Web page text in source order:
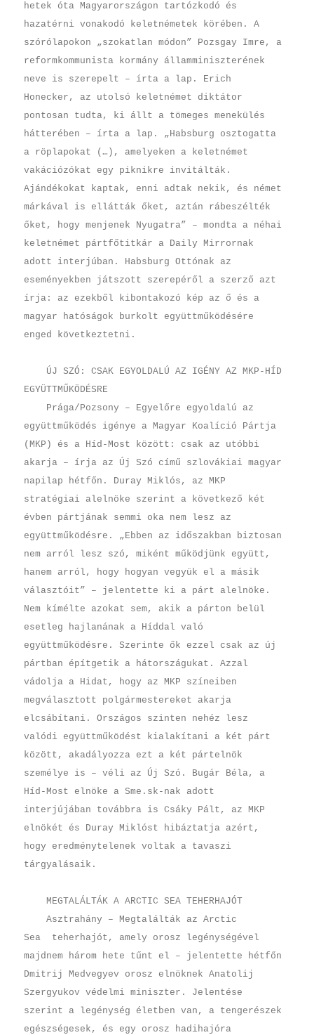
hetek óta Magyarországon tartózkodó és
hazatérni vonakodó keletnémetek körében. A
szórólapokon „szokatlan módon” Pozsgay Imre, a
reformkommunista kormány államminiszterének
neve is szerepelt – írta a lap. Erich
Honecker, az utolsó keletnémet diktátor
pontosan tudta, ki állt a tömeges menekülés
hátterében – írta a lap. „Habsburg osztogatta
a röplapokat (…), amelyeken a keletnémet
vakációzókat egy piknikre invitálták.
Ajándékokat kaptak, enni adtak nekik, és német
márkával is ellátták őket, aztán rábeszélték
őket, hogy menjenek Nyugatra” – mondta a néhai
keletnémet pártfőtitkár a Daily Mirrornak
adott interjúban. Habsburg Ottónak az
eseményekben játszott szerepéről a szerző azt
írja: az ezekből kibontakozó kép az ő és a
magyar hatóságok burkolt együttműködésére
enged következtetni.
ÚJ SZÓ: CSAK EGYOLDALÚ AZ IGÉNY AZ MKP-HÍD
EGYÜTTMŰKÖDÉSRE
Prága/Pozsony – Egyelőre egyoldalú az
együttműködés igénye a Magyar Koalíció Pártja
(MKP) és a Híd-Most között: csak az utóbbi
akarja – írja az Új Szó című szlovákiai magyar
napilap hétfőn. Duray Miklós, az MKP
stratégiai alelnöke szerint a következő két
évben pártjának semmi oka nem lesz az
együttműködésre. „Ebben az időszakban biztosan
nem arról lesz szó, miként működjünk együtt,
hanem arról, hogy hogyan vegyük el a másik
választóit” – jelentette ki a párt alelnöke.
Nem kímélte azokat sem, akik a párton belül
esetleg hajlanának a Híddal való
együttműködésre. Szerinte ők ezzel csak az új
pártban építgetik a hátországukat. Azzal
vádolja a Hidat, hogy az MKP színeiben
megválasztott polgármestereket akarja
elcsábítani. Országos szinten nehéz lesz
valódi együttműködést kialakítani a két párt
között, akadályozza ezt a két pártelnök
személye is – véli az Új Szó. Bugár Béla, a
Híd-Most elnöke a Sme.sk-nak adott
interjújában továbbra is Csáky Pált, az MKP
elnökét és Duray Miklóst hibáztatja azért,
hogy eredménytelenek voltak a tavaszi
tárgyalásaik.
MEGTALÁLTÁK A ARCTIC SEA TEHERHAJÓT
Asztrahány – Megtalálták az Arctic
Sea teherhajót, amely orosz legénységével
majdnem három hete tűnt el – jelentette hétfőn
Dmitrij Medvegyev orosz elnöknek Anatolij
Szergyukov védelmi miniszter. Jelentése
szerint a legénység életben van, a tengerészek
egészségesek, és egy orosz hadihajóra